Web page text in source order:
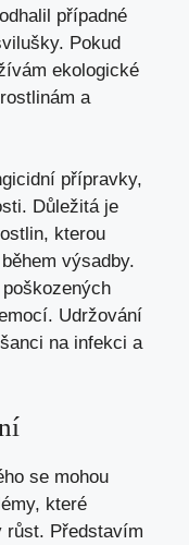
případné
Pokud
ekologické
a
přípravky,
Důležitá je
kterou
výsadby.
Udržování
na infekci a
se mohou
které
růst. Představím